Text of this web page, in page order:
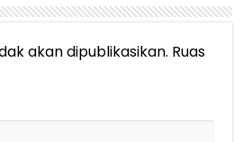
akan dipublikasikan. Ruas